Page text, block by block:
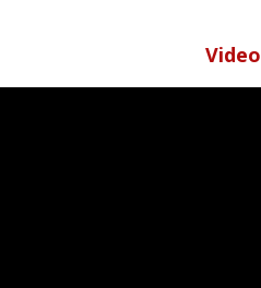
Video